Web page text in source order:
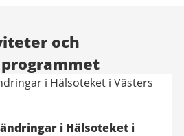
och
i Hälsoteket i